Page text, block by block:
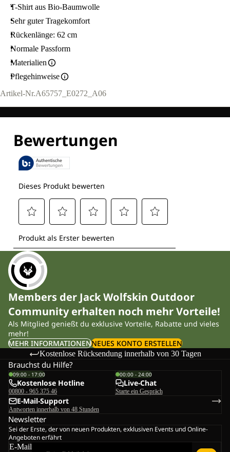
T-Shirt aus Bio-Baumwolle
Sehr guter Tragekomfort
Rückenlänge: 62 cm
Normale Passform
Materialien
Pflegehinweise
Artikel-Nr.A65757_E0272_A06
Members der Jack Wolfskin Outdoor
Community erhalten noch mehr Vorteile!
Als Mitglied genießt du exklusive Vorteile, Rabatte und vieles
mehr!
MEHR INFORMATIONENNEUES KONTO ERSTELLEN
Kostenlose Rücksendung innerhalb von 30 Tagen
Brauchst du Hilfe?
09:00 - 17:00
Kostenlose Hotline
00800 - 965 375 46
00:00 - 24:00
Live-Chat
Starte ein Gespräch
E-Mail-Support
Antworten innerhalb von 48 Stunden
Newsletter
Sei der Erste, der von neuen Produkten, exklusiven Events und Online-
Angeboten erfährt
E-Mail